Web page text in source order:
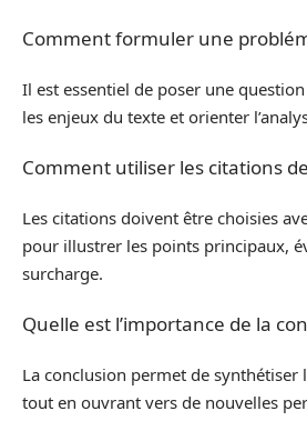
Comment formuler une
Il est essentiel de poser une
les enjeux du texte et orienter
Comment utiliser les citations
Les citations doivent être choisies
pour illustrer les points principaux,
surcharge.
Quelle est l’importance de la
La conclusion permet de synthétiser
tout en ouvrant vers de nouvelles